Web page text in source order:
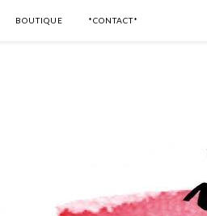
BOUTIQUE *CONTACT*